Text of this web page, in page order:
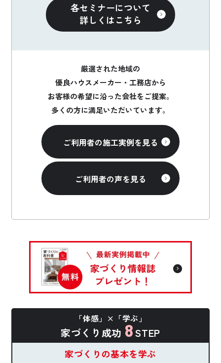
各セミナーについて
詳しくはこちら
厳選された地域の
優良ハウスメーカー・工務店から
お客様の希望に沿った会社をご提案。
多くの方に満足いただいています。
ご利用者の施工実例を見る
ご利用者の声を見る
「体感」×「学ぶ」
家づくり成功 8STEP
家づくりの基本を学ぶ